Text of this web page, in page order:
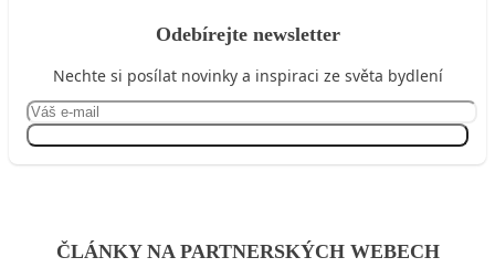
Odebírejte newsletter
Nechte si posílat novinky a inspiraci ze světa bydlení
ČLÁNKY NA PARTNERSKÝCH WEBECH